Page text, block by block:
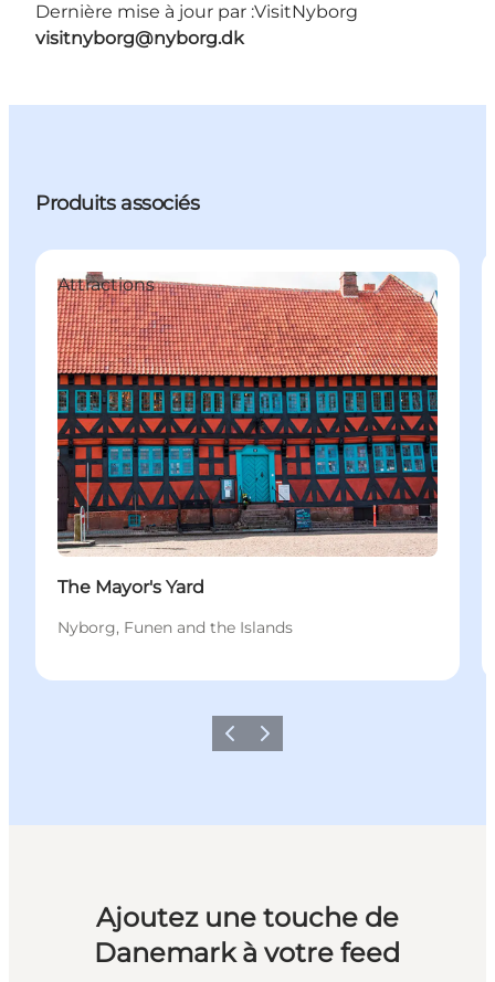
Dernière mise à jour par :VisitNyborg
visitnyborg@nyborg.dk
Produits associés
Attractions
The Mayor's Yard
Nyborg, Funen and the Islands
PrécédentSuivant
Ajoutez une touche de
Danemark à votre feed